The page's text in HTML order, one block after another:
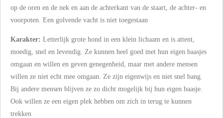
op de oren en de nek en aan de achterkant van de staart, de achter- en
voorpoten. Een golvende vacht is niet toegestaan
Karakter: Letterlijk grote hond in een klein lichaam en is attent,
moedig, snel en levendig. Ze kunnen heel goed met hun eigen baasjes
omgaan en willen en geven genegenheid, maar met andere mensen
willen ze niet echt mee omgaan. Ze zijn eigenwijs en niet snel bang.
Bij andere mensen blijven ze zo dicht mogelijk bij hun eigen baasje.
Ook willen ze een eigen plek hebben om zich in terug te kunnen
trekken